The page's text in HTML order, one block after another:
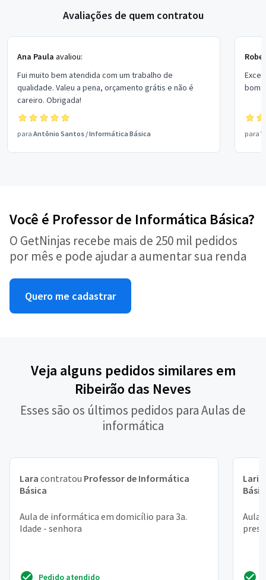
Avaliações de quem contratou
Ana Paula avaliou:
Fui muito bem atendida com um trabalho de
qualidade. Valeu a pena, orçamento grátis e não é
careiro. Obrigada!
para Antônio Santos /Informática Básica
bom
para
Você é Professor de Informática Básica?
O GetNinjas recebe mais de 250 mil pedidos
por mês e pode ajudar a aumentar sua renda
Quero me cadastrar
Veja alguns pedidos similares em
Ribeirão das Neves
Esses são os últimos pedidos para Aulas de
informática
Lara contratou Professor de Informática
Básica
Aula de informática em domicílio para 3a.
Idade - senhora
Pedido atendido
Aula